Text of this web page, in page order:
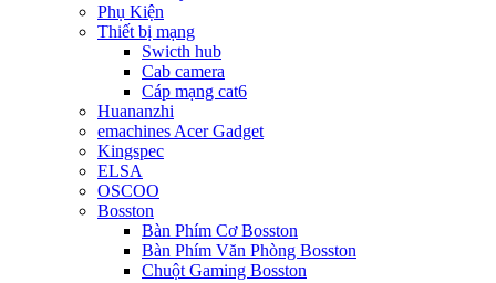
Phụ Kiện
Thiết bị mạng
Swicth hub
Cab camera
Cáp mạng cat6
Huananzhi
emachines Acer Gadget
Kingspec
ELSA
OSCOO
Bosston
Bàn Phím Cơ Bosston
Bàn Phím Văn Phòng Bosston
Chuột Gaming Bosston